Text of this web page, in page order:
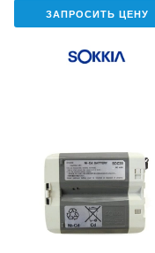
ЗАПРОСИТЬ ЦЕНУ